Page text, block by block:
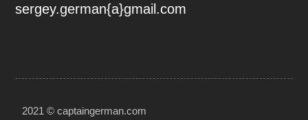
sergey.german{a}gmail.com
2021 © captaingerman.com